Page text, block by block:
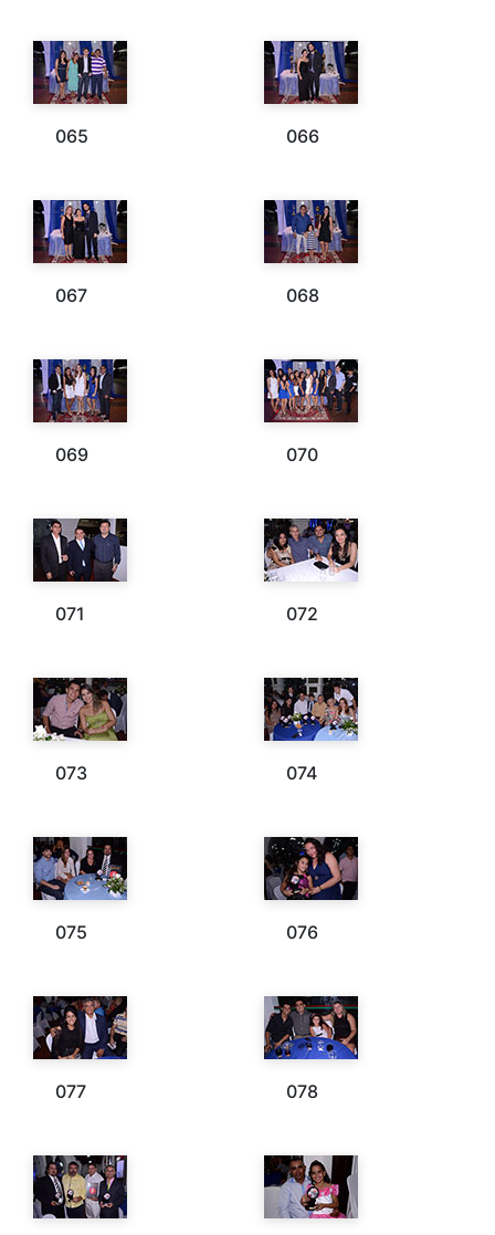
065 066
067 068
069 070
071 072
073 074
075 076
077 078